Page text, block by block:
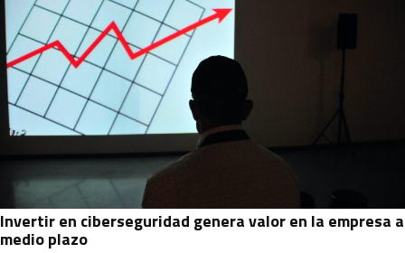
Invertir en ciberseguridad genera valor en la empresa a
medio plazo